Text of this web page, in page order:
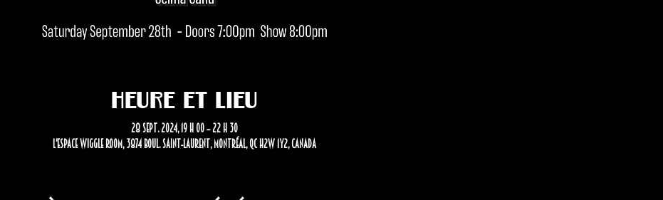
Heure et lieu
28 sept. 2024, 19 h 00 – 22 h 30
L'Espace Wiggle Room, 3874 Boul. Saint-Laurent, Montréal, QC H2W 1Y2, Canada